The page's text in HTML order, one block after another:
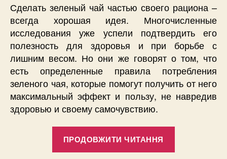
Сделать зеленый чай частью своего рациона –
всегда хорошая идея. Многочисленные
исследования уже успели подтвердить его
полезность для здоровья и при борьбе с
лишним весом. Но они же говорят о том, что
есть определенные правила потребления
зеленого чая, которые помогут получить от него
максимальный эффект и пользу, не навредив
здоровью и своему самочувствию.
ПРОДОВЖИТИ ЧИТАННЯ